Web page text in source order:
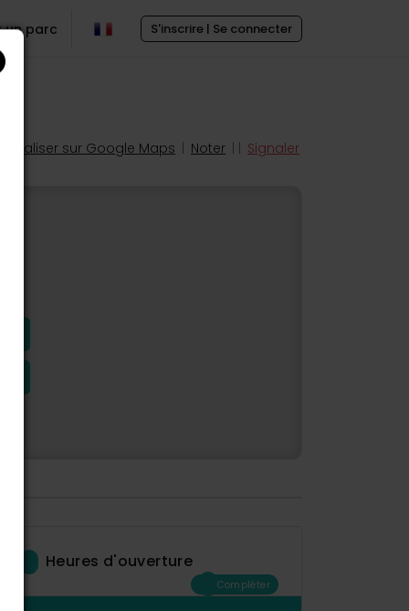
S'inscrire | Se connecter
un parc
Localiser sur Google Maps Noter Signaler
Heures d'ouverture
Compléter